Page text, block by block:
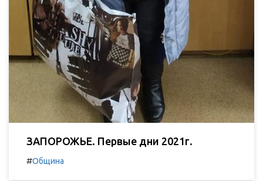
ЗАПОРОЖЬЕ. Первые дни 2021г.
#Община